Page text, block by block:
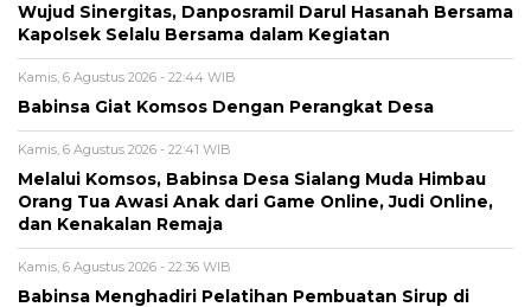
Wujud Sinergitas, Danposramil Darul Hasanah Bersama
Kapolsek Selalu Bersama dalam Kegiatan
Kamis, 6 Agustus 2026 - 22:44 WIB
Babinsa Giat Komsos Dengan Perangkat Desa
Kamis, 6 Agustus 2026 - 22:41 WIB
Melalui Komsos, Babinsa Desa Sialang Muda Himbau
Orang Tua Awasi Anak dari Game Online, Judi Online,
dan Kenakalan Remaja
Kamis, 6 Agustus 2026 - 22:36 WIB
Babinsa Menghadiri Pelatihan Pembuatan Sirup di